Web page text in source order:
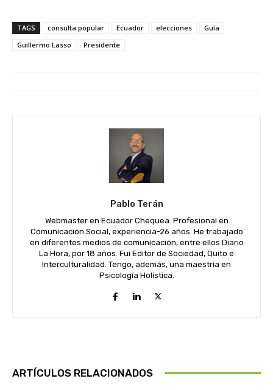
TAGS consulta popular Ecuador elecciones
Guía
Guillermo Lasso
Presidente
Pablo Terán
Webmaster en Ecuador Chequea. Profesional en
Comunicación Social, experiencia-26 años. He trabajado
en diferentes medios de comunicación, entre ellos Diario
La Hora, por 18 años. Fui Editor de Sociedad, Quito e
Interculturalidad. Tengo, además, una maestría en
Psicología Holística.
ARTÍCULOS RELACIONADOS